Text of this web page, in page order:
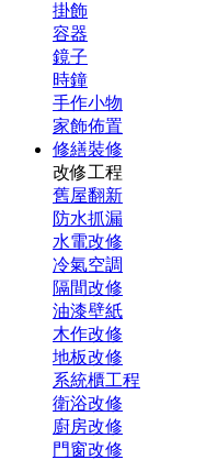
掛飾
容器
鏡子
時鐘
手作小物
家飾佈置
修繕裝修
改修工程
舊屋翻新
防水抓漏
水電改修
冷氣空調
隔間改修
油漆壁紙
木作改修
地板改修
系統櫃工程
衛浴改修
廚房改修
門窗改修